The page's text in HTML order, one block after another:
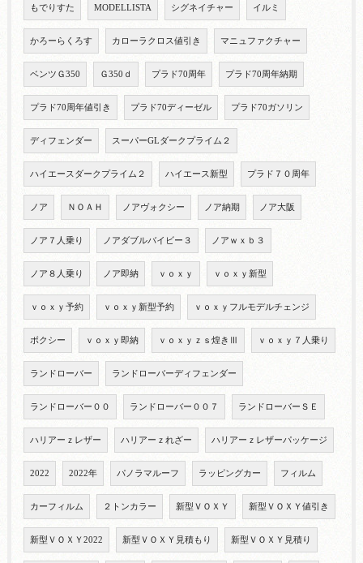
もでりすた MODELLISTA シグネイチャー イルミ
かろーらくろす カローラクロス値引き マニュファクチャー
ベンツＧ350 Ｇ350ｄ プラド70周年 プラド70周年納期
プラド70周年値引き プラド70ディーゼル プラド70ガソリン
ディフェンダー スーパーGLダークプライム２
ハイエースダークプライム２ ハイエース新型 プラド７０周年
ノア ＮＯＡＨ ノアヴォクシー ノア納期 ノア大阪
ノア７人乗り ノアダブルバイビー３ ノアｗｘｂ３
ノア８人乗り ノア即納 ｖｏｘｙ ｖｏｘｙ新型
ｖｏｘｙ予約 ｖｏｘｙ新型予約 ｖｏｘｙフルモデルチェンジ
ボクシー ｖｏｘｙ即納 ｖｏｘｙｚｓ煌きⅢ ｖｏｘｙ７人乗り
ランドローバー ランドローバーディフェンダー
ランドローバー００ ランドローバー００７ ランドローバーＳＥ
ハリアーｚレザー ハリアーｚれざー ハリアーｚレザーパッケージ
2022 2022年 パノラマルーフ ラッピングカー フィルム
カーフィルム ２トンカラー 新型ＶＯＸＹ 新型ＶＯＸＹ値引き
新型ＶＯＸＹ2022 新型ＶＯＸＹ見積もり 新型ＶＯＸＹ見積り